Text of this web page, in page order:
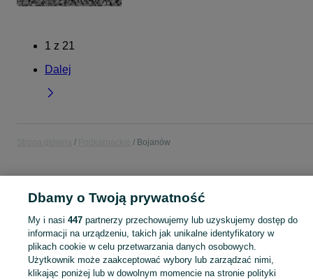
1 z 21
Dalej
Bojanów
tłuczeń 80 skrzyniowy
Zobacz
Dbamy o Twoją prywatność
My i nasi 447partnerzy przechowujemy lub uzyskujemy dostęp do
informacji na urządzeniu, takich jak unikalne identyfikatory w
plikach cookie w celu przetwarzania danych osobowych.
Użytkownik może zaakceptować wybory lub zarządzać nimi,
klikając poniżej lub w dowolnym momencie na stronie polityki